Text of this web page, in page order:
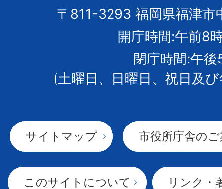
市
章
〒811-3293 福岡県福津市
開庁時間:午前8
閉庁時間:午後
(土曜日、日曜日、祝日及
サイトマップ 市役所庁舎の
このサイトについて リンク・